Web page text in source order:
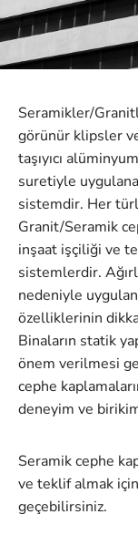
Seramikler/
görünür klipsler
taşıyıcı
suretiyle
sistemdir. Her
Granit/Seramik
inşaat işçiliği ve
sistemlerdir.
nedeniyle
özelliklerinin
Binaların statik
önem verilmesi
cephe
deneyim ve
Seramik cephe
ve teklif almak
geçebilirsiniz.